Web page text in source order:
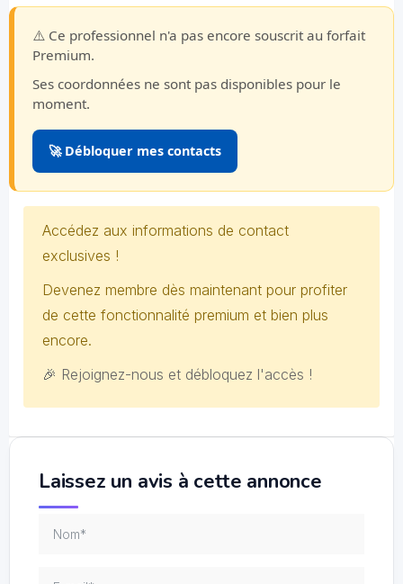
⚠️ Ce professionnel n'a pas encore souscrit au forfait
Premium.
Ses coordonnées ne sont pas disponibles pour le
moment.
🚀 Débloquer mes contacts
Accédez aux informations de contact
exclusives !
Devenez membre dès maintenant pour profiter
de cette fonctionnalité premium et bien plus
encore.
🎉 Rejoignez-nous et débloquez l'accès !
Laissez un avis à cette annonce